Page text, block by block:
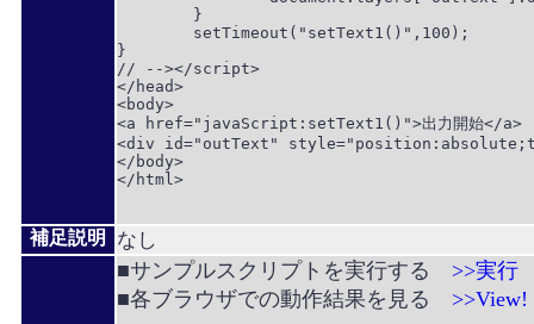
}
// --></script>
</head>
<body>
<a href="javaScript:setText1()">出力開始</a>
<div id="outText"
</body>
</html>
補足説明 なし
■サンプルスクリプトを実行する >>実行
■各ブラウザでの動作結果を見る >>View!